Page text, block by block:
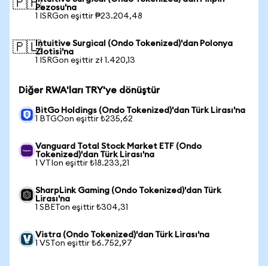
🇵🇭Pezosu'na
1 ISRGon eşittir ₱23.204,48
🇵🇱Intuitive Surgical (Ondo Tokenized)'dan Polonya
Zlotisi'na
1 ISRGon eşittir zł 1.420,13
Diğer RWA'ları TRY'ye dönüştür
BitGo Holdings (Ondo Tokenized)'dan Türk Lirası'na
1 BTGOon eşittir ₺235,62
Vanguard Total Stock Market ETF (Ondo
Tokenized)'dan Türk Lirası'na
1 VTIon eşittir ₺18.233,21
SharpLink Gaming (Ondo Tokenized)'dan Türk
Lirası'na
1 SBETon eşittir ₺304,31
Vistra (Ondo Tokenized)'dan Türk Lirası'na
1 VSTon eşittir ₺6.752,97